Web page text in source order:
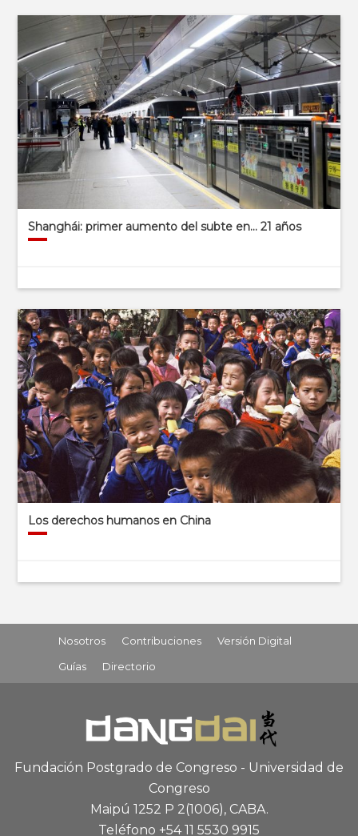
Shanghái: primer aumento del subte en… 21 años
Los derechos humanos en China
Nosotros Contribuciones
Versión Digital
Guías
Directorio
Fundación Postgrado de Congreso - Universidad de
Congreso
Maipú 1252 P 2(1006), CABA.
Teléfono +54 11 5530 9915